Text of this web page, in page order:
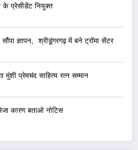
के प्रेसीडेंट नियुक्त
ज्ञापन, श्रीडूंगरगढ़ में बने ट्रॉमा सेंटर
मुंशी प्रेमचंद साहित्य रत्न सम्‍मान
कारण बताओ नोटिस